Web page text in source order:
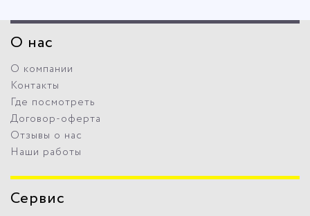
О нас
О компании
Контакты
Где посмотреть
Договор-оферта
Отзывы о нас
Наши работы
Сервис